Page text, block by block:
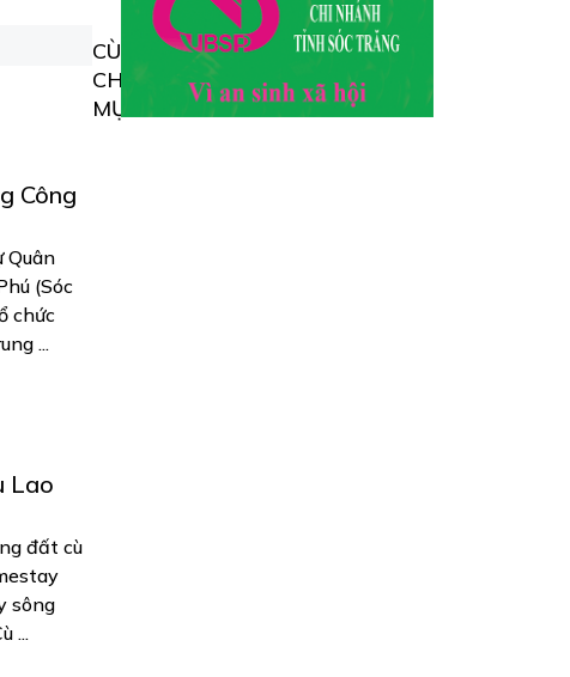
CÙNG
CHUYÊN
MỤC
Công
Quân
(Sóc
chức
...
Lao
đất cù
sông
...